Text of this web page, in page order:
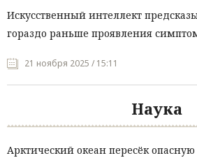
Искусственный интеллект
гораздо раньше проявления
21 ноября 2025 / 15:11
Наука
Арктический океан пересёк опасную